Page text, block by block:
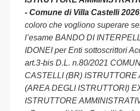
- Comune di Villa Castelli 2026
coloro che vogliono superare
l’esame BANDO DI
IDONEI per Enti sottoscrittori
art.3-bis D.L. n.80/2021
CASTELLI (BR) ISTRUTTORE
(AREA DEGLI ISTRUTTORI)
ISTRUTTORE